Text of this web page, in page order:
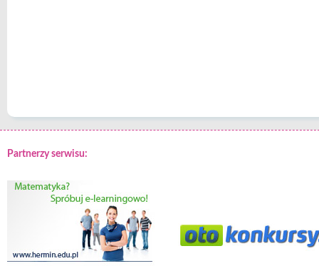
Partnerzy serwisu: